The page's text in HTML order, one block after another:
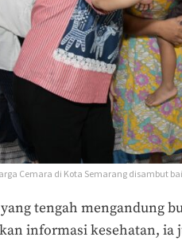
Cemara di Kota Semarang disambut
tengah mengandung
informasi kesehatan, ia